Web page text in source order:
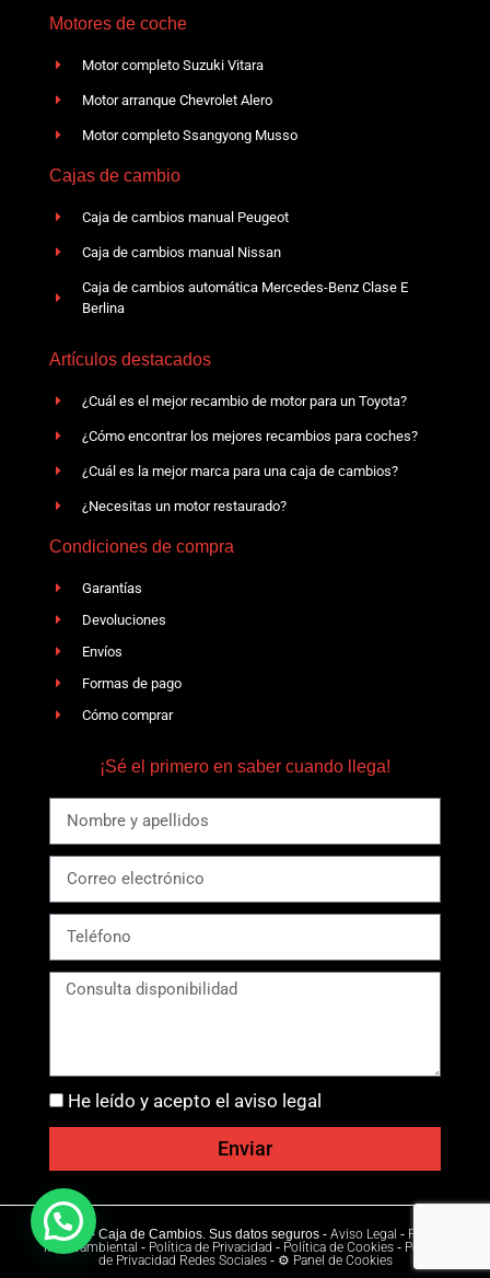
Motores de coche
Motor completo Suzuki Vitara
Motor arranque Chevrolet Alero
Motor completo Ssangyong Musso
Cajas de cambio
Caja de cambios manual Peugeot
Caja de cambios manual Nissan
Caja de cambios automática Mercedes-Benz Clase E
Berlina
Artículos destacados
¿Cuál es el mejor recambio de motor para un Toyota?
¿Cómo encontrar los mejores recambios para coches?
¿Cuál es la mejor marca para una caja de cambios?
¿Necesitas un motor restaurado?
Condiciones de compra
Garantías
Devoluciones
Envíos
Formas de pago
Cómo comprar
¡Sé el primero en saber cuando llega!
He leído y acepto el aviso legal
Enviar
Ⓒ 2026 - Caja de Cambios. Sus datos seguros - Aviso Legal - Política
Medioambiental - Política de Privacidad - Política de Cookies- Política
de Privacidad Redes Sociales- ⚙ Panel de Cookies